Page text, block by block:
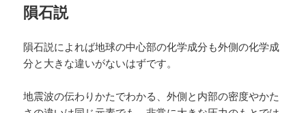
隕石説
隕石説によれば地球の中心部の化学成分も外側の化学成
分と大きな違いがないはずです。
地震波の伝わりかたでわかる、外側と内部の密度やかた